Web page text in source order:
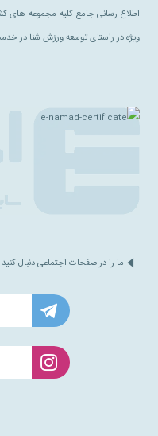
اطلاع رسانی جامع کلیه مجموعه های
ویژه در راستای توسعه ورزش شنا در
ما را در صفحات اجتماعی دنبال